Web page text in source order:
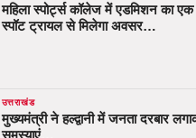
महिला स्पोर्ट्स कॉलेज में एडमिशन का
स्पॉट ट्रायल से मिलेगा अवसर…
उत्तराखंड
मुख्यमंत्री ने हल्द्वानी में जनता दरबार
समस्याएं…